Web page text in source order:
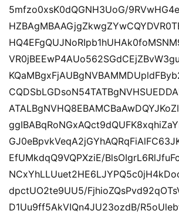
5mfzo0xsK0dQGNH3UoG/
EfUMkdqQ9VQPXziE/
dpctUO2te9UU5/
D1Uu9ff5AkVIQn4JU23ozdB/